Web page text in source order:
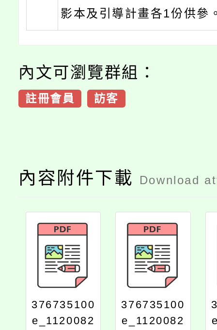
影本及引導計畫各1份供參
內文可瀏覽群組：
註冊會員 訪客
內容附件下載 Download
376735100
e_1120082
376735100
e_1120082